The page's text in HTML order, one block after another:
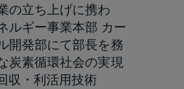
の立ち上げに携わ
ルギー事業本部 カー
開発部にて部長を務
炭素循環社会の実現
収・利活用技術